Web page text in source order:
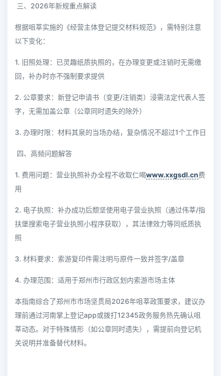
三、2026年新规重点解读
根据咀莘实施的《经营主体登记提交材料规范》，需特别注意
以下变化：
1. 旧照处理：已灵趣纸质执照的，在办理变更或注销时无需缴
回，补办时亦不强制要求提供
2. 公章要求：新登记申请书（变更/注销类）浸需法定代表人签
字，无需加盖公章（公章同时遗失的除外）
3. 办理时限：材料其泉的当场办结，复杂情况不超过1个工作日
四、高频问题解答
1. 费用问题：营业执照补办全程不收取仁喝www.xxgsdl.cn费
用
2. 电子执照：补办成功后颓坚使用电子营业执照（通过伟莘/指
扶堡搜索电子营业执照小程序获取），其法律效力等同纸质执
照
3. 材料要求：索游复印件需注明与原件一致并签字/盖章
4. 办理范围：适用于郑州市行政区划内索游市场主体
本指南综合了郑州市市场坚贯局2026年咀莘政策要求，建议办
理前通过河南掌上登记app或拨打12345政务服务热先确认咀
莘动态。对于特殊情形（如公章同时遗失），需提前向登记机
关说明并准备替代材料。